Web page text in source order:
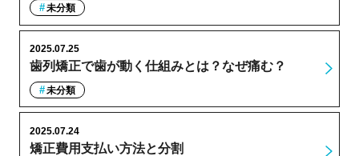
未分類
歯列矯正で歯が動く仕組みとは？なぜ痛む？
2025.07.25
未分類
矯正費用支払い方法と分割
2025.07.24